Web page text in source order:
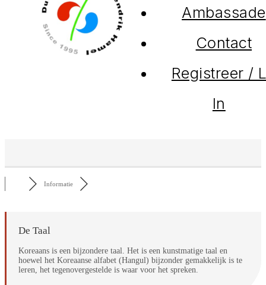
Ambassade
Contact
Registreer /
In
Informatie
De Taal
Koreaans is een bijzondere taal. Het is een kunstmatige taal en
hoewel het Koreaanse alfabet (Hangul) bijzonder gemakkelijk is te
leren, het tegenovergestelde is waar voor het spreken.